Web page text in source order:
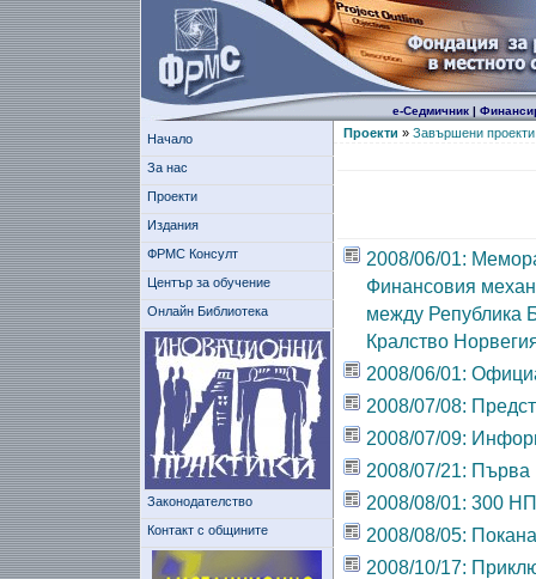
е-Седмичник|
Начало
За нас
Проекти
Издания
ФРМС Консулт
Център за обучение
Онлайн Библиотека
Законодателство
Контакт с общините
Проекти » Завършени проекти
2008/06/01:
Финансовия
между Република
Кралство
2008/06/01:
2008/07/08:
2008/07/09:
2008/07/21: Първа
2008/08/01: 300
2008/08/05:
2008/10/17: